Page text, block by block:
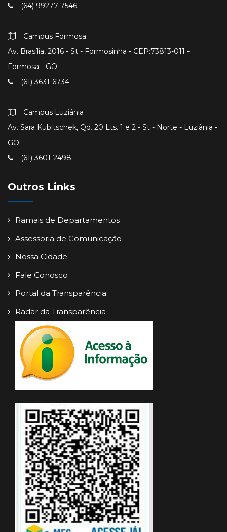
(64) 99277-7546
Campus Formosa
Av. Brasília, 2016 - St - Formosinha - CEP:73813-011 -
Formosa - GO
(61) 3631-6734
Campus Luziânia
Av. Sara Kubitschek, Qd. 20 Lts. 1 e 2 - St - Norte - Luziânia -
GO
(61) 3601-2498
Outros Links
Ramais de Departamentos
Assessoria de Comunicação
Nossa Cidade
Fale Conosco
Portal da Transparência
Radar da Transparência